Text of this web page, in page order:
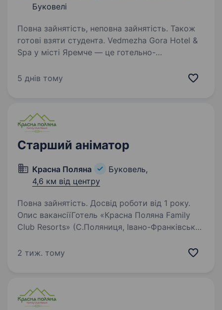
Буковелі
Повна зайнятість, неповна зайнятість. Також
готові взяти студента. Vedmezha Gora Hotel &
Spa у місті Яремче — це готельно-
гостей регулярно проводяться різноманітні
5 днів тому
Старший аніматор
Красна Поляна
Буковель,
4,6 км від центру
Повна зайнятість. Досвід роботи від 1 року.
Опис вакансіїГотель «Красна Поляна Family
Club Resorts» (С.Поляниця, Івано-Франківська
аніматора. Вимоги: Стресостійкість
2 тиж. тому